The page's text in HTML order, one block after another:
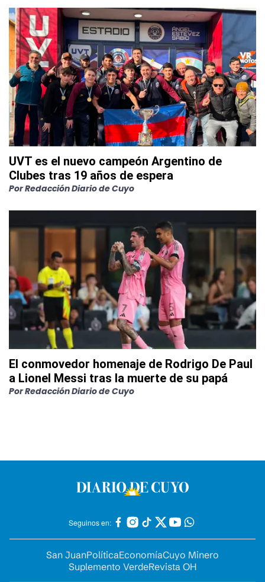
UVT es el nuevo campeón Argentino de
Clubes tras 19 años de espera
PorRedacción Diario de Cuyo
El conmovedor homenaje de Rodrigo De Paul
a Lionel Messi tras la muerte de su papá
PorRedacción Diario de Cuyo
Seguinos en:
San JuanPolíticaEconomíaCuyo Minero
Suplemento VerdeRevista OH